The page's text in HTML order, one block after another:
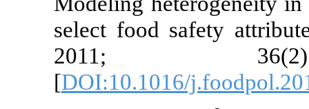
select food
[